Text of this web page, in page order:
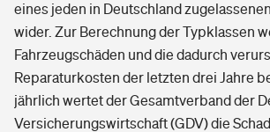
eines jeden in Deutschland
wider. Zur Berechnung der Typklassen
Fahrzeugschäden und die dadurch
Reparaturkosten der letzten drei Jahre
jährlich wertet der Gesamtverband der
Versicherungswirtschaft (GDV) die